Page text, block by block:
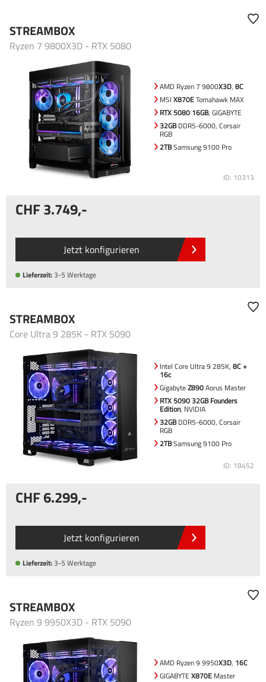
STREAMBOX
Ryzen 7 9800X3D - RTX 5080
AMD Ryzen 7 9800X3D, 8C
MSI X870ETomahawk MAX
RTX 5080 16GB, GIGABYTE
32GBDDR5-6000, Corsair
RGB
2TBSamsung 9100 Pro
ID: 10313
3.749,-
Jetzt konfigurieren
Lieferzeit:3-5 Werktage
STREAMBOX
Core Ultra 9 285K - RTX 5090
Intel Core Ultra 9 285K, 8C +
16c
GigabyteZ890Aorus Master
RTX 5090 32GB Founders
Edition, NVIDIA
32GBDDR5-6000, Corsair
RGB
2TBSamsung 9100 Pro
ID: 18452
6.299,-
Jetzt konfigurieren
Lieferzeit:3-5 Werktage
STREAMBOX
Ryzen 9 9950X3D - RTX 5090
AMD Ryzen 9 9950X3D, 16C
GIGABYTE X870EMaster